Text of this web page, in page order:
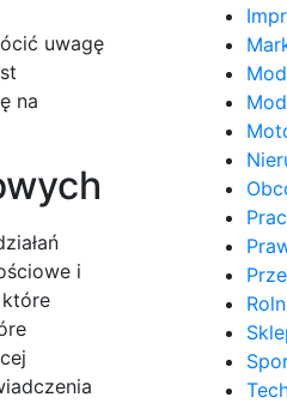
uwagę
na
i